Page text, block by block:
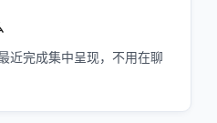
近完成集中呈现，不用在聊